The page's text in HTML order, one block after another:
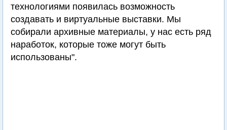
технологиями появилась возможность
создавать и виртуальные выставки. Мы
собирали архивные материалы, у нас есть ряд
наработок, которые тоже могут быть
использованы".